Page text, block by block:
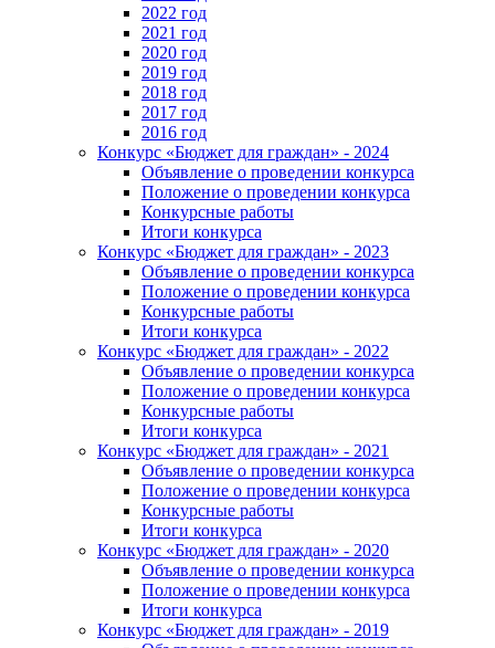
2022 год
2021 год
2020 год
2019 год
2018 год
2017 год
2016 год
Конкурс «Бюджет для граждан» - 2024
Объявление о проведении конкурса
Положение о проведении конкурса
Конкурсные работы
Итоги конкурса
Конкурс «Бюджет для граждан» - 2023
Объявление о проведении конкурса
Положение о проведении конкурса
Конкурсные работы
Итоги конкурса
Конкурс «Бюджет для граждан» - 2022
Объявление о проведении конкурса
Положение о проведении конкурса
Конкурсные работы
Итоги конкурса
Конкурс «Бюджет для граждан» - 2021
Объявление о проведении конкурса
Положение о проведении конкурса
Конкурсные работы
Итоги конкурса
Конкурс «Бюджет для граждан» - 2020
Объявление о проведении конкурса
Положение о проведении конкурса
Итоги конкурса
Конкурс «Бюджет для граждан» - 2019